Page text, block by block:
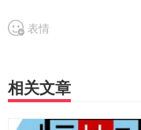
表情
相关文章